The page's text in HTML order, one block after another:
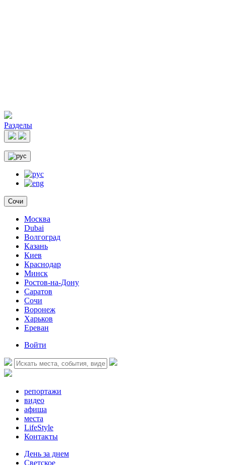
Разделы
Сочи
Москва
Dubai
Волгоград
Казань
Киев
Краснодар
Минск
Ростов-на-Дону
Саратов
Сочи
Воронеж
Харьков
Ереван
Войти
репортажи
видео
афиша
места
LifeStyle
Контакты
День за днем
Светское